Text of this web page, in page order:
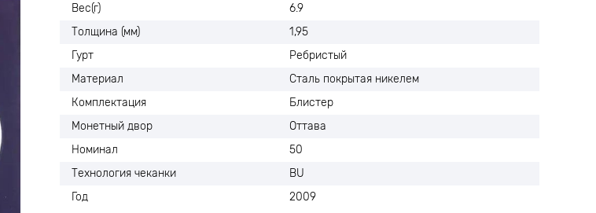
Вес(г)
6.9
Толщина (мм)
1,95
Гурт
Ребристый
Материал
Сталь покрытая никелем
Комплектация
Блистер
Монетный двор
Оттава
Номинал
50
Технология чеканки
BU
Год
2009